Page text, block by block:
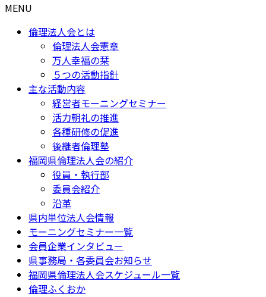
MENU
倫理法人会とは
倫理法人会憲章
万人幸福の栞
５つの活動指針
主な活動内容
経営者モーニングセミナー
活力朝礼の推進
各種研修の促進
後継者倫理塾
福岡県倫理法人会の紹介
役員・執行部
委員会紹介
沿革
県内単位法人会情報
モーニングセミナー一覧
会員企業インタビュー
県事務局・各委員会お知らせ
福岡県倫理法人会スケジュール一覧
倫理ふくおか